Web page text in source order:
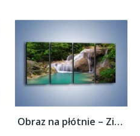
Obraz na płótnie – Zieleń woda i ryby –...